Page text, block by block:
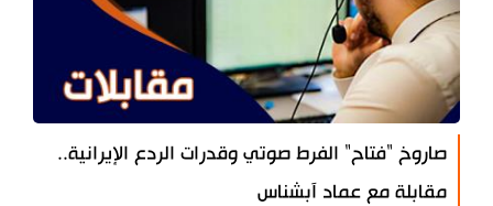
صاروخ "فتاح" الفرط صوتي وقدرات الردع الإيرانية..
مقابلة مع عماد آبشناس